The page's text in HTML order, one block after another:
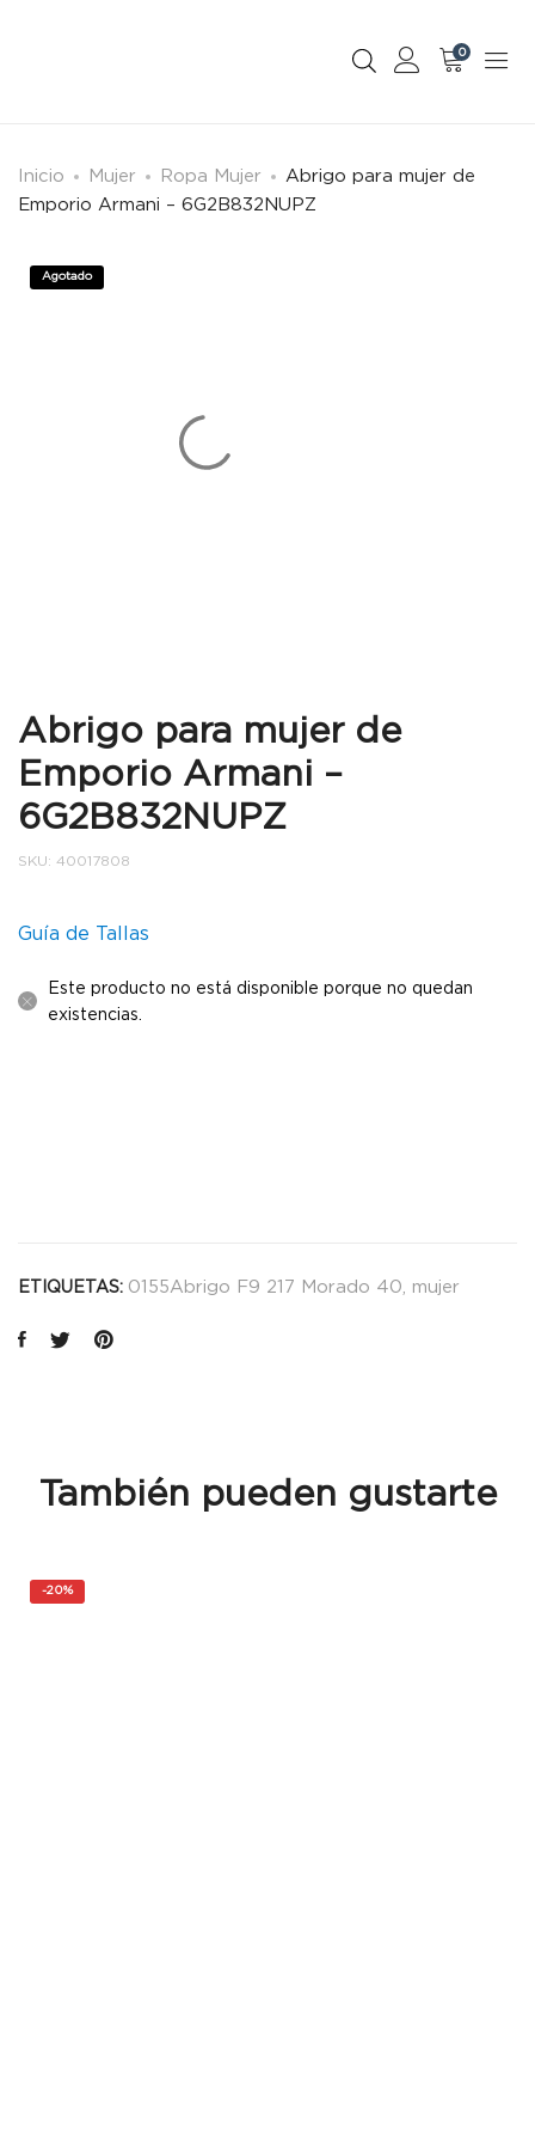
0
Inicio Mujer Ropa Mujer
Abrigo para mujer de
Emporio Armani – 6G2B832NUPZ
Agotado
Abrigo para mujer de
Emporio Armani –
6G2B832NUPZ
SKU: 40017808
Guía de Tallas
Este producto no está disponible porque no quedan
existencias.
ETIQUETAS: 0155Abrigo F9 217 Morado 40 mujer
También pueden gustarte
-20%